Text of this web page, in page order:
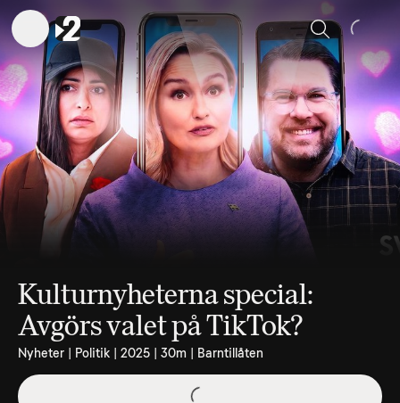
Sök
Kulturnyheterna special:
Avgörs valet på TikTok?
Nyheter | Politik | 2025 | 30m | Barntillåten